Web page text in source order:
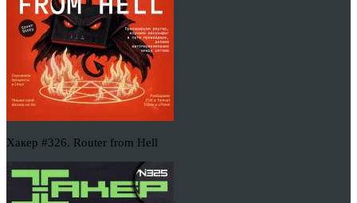
Хакер #326. Router from Hell